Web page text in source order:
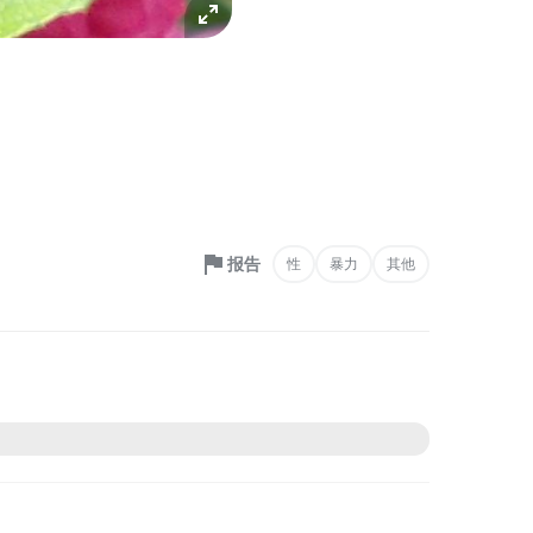
报告 性 暴力 其他